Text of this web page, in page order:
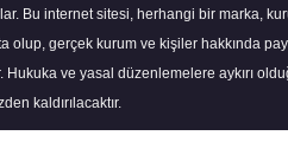
Bu internet sitesi, herhangi bir marka,
olup, gerçek kurum ve kişiler hakkında
ve yasal düzenlemelere aykırı
kaldırılacaktır.